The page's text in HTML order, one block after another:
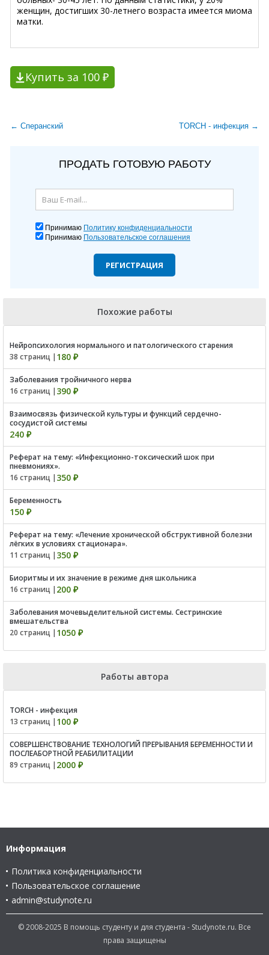
женщин, достигших 30-летнего возраста имеется миома
матки.
Купить за 100 ₽
← Сперанский TORCH - инфекция →
ПРОДАТЬ ГОТОВУЮ РАБОТУ
Принимаю Политику конфиденциальности
Принимаю Пользовательское соглашения
РЕГИСТРАЦИЯ
Похожие работы
Нейропсихология нормального и патологического старения
38 страниц | 180 ₽
Заболевания тройничного нерва
16 страниц | 390 ₽
Взаимосвязь физической культуры и функций сердечно-
сосудистой системы
240 ₽
Реферат на тему: «Инфекционно-токсический шок при
пневмониях».
16 страниц | 350 ₽
Беременность
150 ₽
Реферат на тему: «Лечение хронической обструктивной болезни
лёгких в условиях стационара».
11 страниц | 350 ₽
Биоритмы и их значение в режиме дня школьника
16 страниц | 200 ₽
Заболевания мочевыделительной системы. Сестринские
вмешательства
20 страниц | 1050 ₽
Работы автора
TORCH - инфекция
13 страниц | 100 ₽
СОВЕРШЕНСТВОВАНИЕ ТЕХНОЛОГИЙ ПРЕРЫВАНИЯ БЕРЕМЕННОСТИ И
ПОСЛЕАБОРТНОЙ РЕАБИЛИТАЦИИ
89 страниц | 2000 ₽
Информация
Политика конфиденциальности
Пользовательское соглашение
admin@studynote.ru
© 2008-2025 В помощь студенту и для студента - Studynote.ru. Все
права защищены